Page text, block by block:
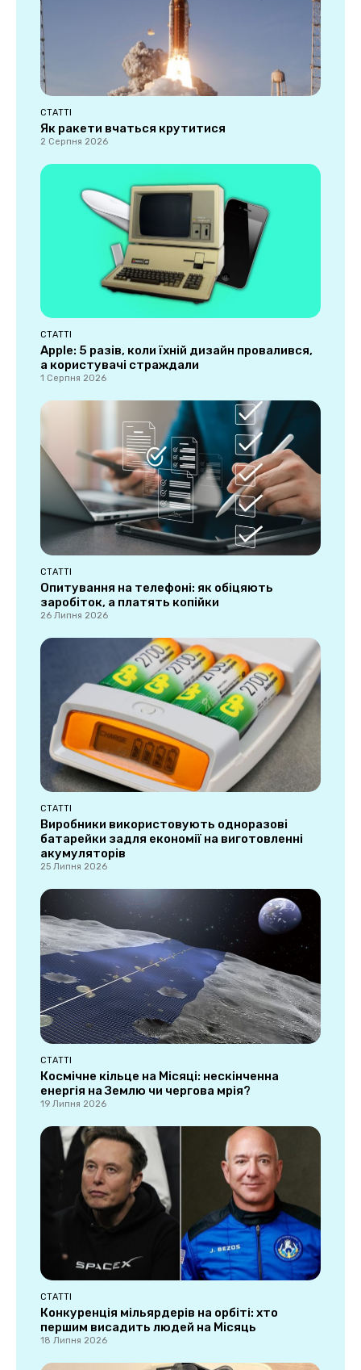
СТАТТІ
Як ракети вчаться крутитися
2 Серпня 2026
СТАТТІ
Apple: 5 разів, коли їхній дизайн провалився,
а користувачі страждали
1 Серпня 2026
СТАТТІ
Опитування на телефоні: як обіцяють
заробіток, а платять копійки
26 Липня 2026
СТАТТІ
Виробники використовують одноразові
батарейки задля економії на виготовленні
акумуляторів
25 Липня 2026
СТАТТІ
Космічне кільце на Місяці: нескінченна
енергія на Землю чи чергова мрія?
19 Липня 2026
СТАТТІ
Конкуренція мільярдерів на орбіті: хто
першим висадить людей на Місяць
18 Липня 2026